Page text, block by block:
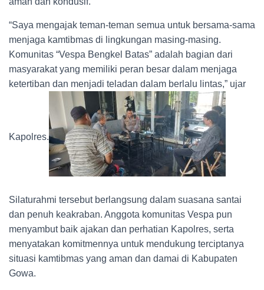
“Saya mengajak teman-teman semua untuk bersama-sama
menjaga kamtibmas di lingkungan masing-masing.
Komunitas “Vespa Bengkel Batas” adalah bagian dari
masyarakat yang memiliki peran besar dalam menjaga
ketertiban dan menjadi teladan dalam berlalu lintas,” ujar
Kapolres.
Silaturahmi tersebut berlangsung dalam suasana santai
dan penuh keakraban. Anggota komunitas Vespa pun
menyambut baik ajakan dan perhatian Kapolres, serta
menyatakan komitmennya untuk mendukung terciptanya
situasi kamtibmas yang aman dan damai di Kabupaten
Gowa.